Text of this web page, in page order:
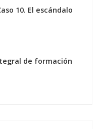
10. El escándalo
de formación